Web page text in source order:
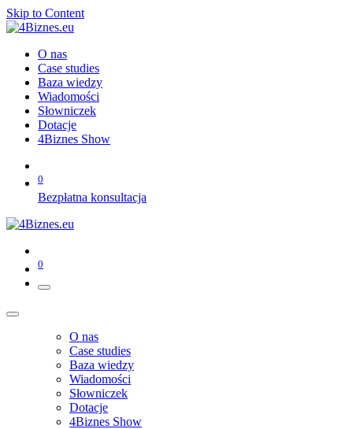
Skip to Content
O nas
Case studies
Baza wiedzy
Wiadomości
Słowniczek
Dotacje
4Biznes Show
0
Bezpłatna konsultacja
0
O nas
Case studies
Baza wiedzy
Wiadomości
Słowniczek
Dotacje
4Biznes Show